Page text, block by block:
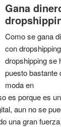
Gana
Como se gana
con
dropshipping se
puesto bastante
moda en
es porque es
aun no se
una gran